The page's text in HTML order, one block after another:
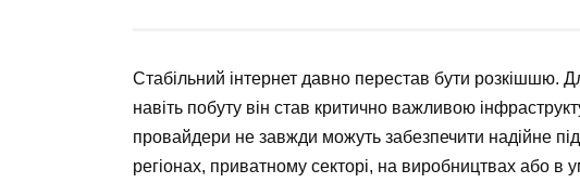
Стабільний інтернет давно перестав бути розкішшю.
навіть побуту він став критично важливою
провайдери не завжди можуть забезпечити надійне
регіонах, приватному секторі, на виробництвах або в